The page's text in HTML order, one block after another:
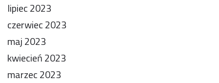
lipiec 2023
czerwiec 2023
maj 2023
kwiecień 2023
marzec 2023